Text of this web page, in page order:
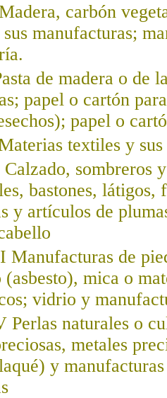
carbón
manufacturas;
de madera o de
papel o cartón
papel o
textiles y sus
sombreros
bastones, látigos,
y artículos de
de
mica o
vidrio y
naturales o
metales
y